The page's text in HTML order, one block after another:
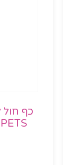
PETS אפור/תכלת/ורוד